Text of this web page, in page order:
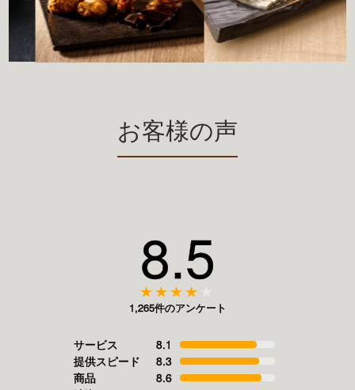
お客様の声